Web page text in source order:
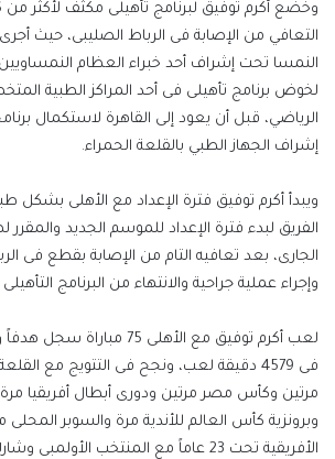
التعافي من الإصابة فى الرباط الصليبى، حيث
النمسا تحت إشراف أحد خبراء العظام
لخوض برنامج تأهيلى فى أحد المراكز الطبية
الرياضي، قبل أن يعود إلى القاهرة لاستكمال
إشراف الجهاز الطبي بالقلعة الحمراء.
ويبدأ أكرم توفيق فترة الإعداد مع الأهلى بشكل
الجارى، بعد تعافيه التام من الإصابة بقطع فى
وإجراء عملية جراحية والانتهاء من البرنامج
فى 4579 دقيقة لعب، ونجح فى التتويج مع
مرتين وكأس مصر مرتين ودورى أبطال أفريقيا مرة
وبرونزية كأس العالم للأندية مرة والسوبر
الأفريقية تحت 23 عاماً مع المنتخب الأولمبى وشارك فى أولمبياد طوكيو.